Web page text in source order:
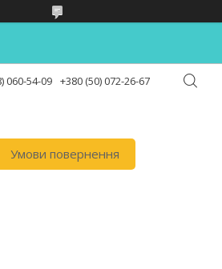
060-54-09 +380 (50) 072-26-67
Умови повернення